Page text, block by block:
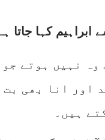
وہ نہیں ہوتے
اور انا بھی
ہیں۔